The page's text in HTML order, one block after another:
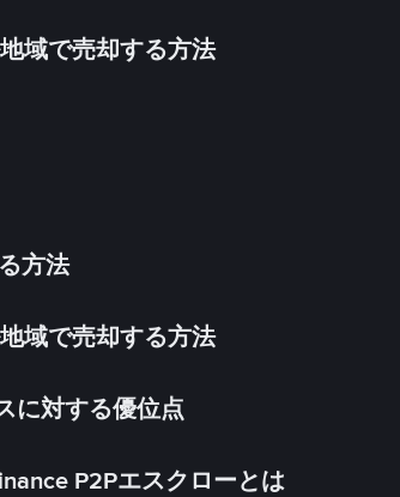
域で売却する方法
方法
域で売却する方法
に対する優位点
P2Pエスクローとは